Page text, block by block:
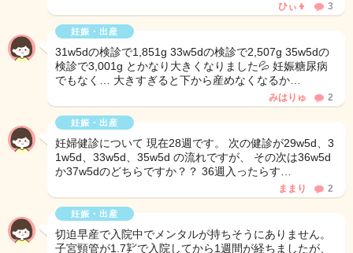
ひぃ👦 3
妊娠・出産
31w5dの検診で1,851g 33w5dの検診で2,507g 35w5dの
検診で3,001g とかなり大きくなりました💦 妊娠糖尿病
でもなく… 大きすぎると下から産めなくなるか…
みはりゅ 2
妊娠・出産
妊婦健診について 現在28週です。 次の健診が29w5d、3
1w5d、33w5d、35w5d の流れですが、 その次は36w5d
か37w5dのどちらですか？？ 36週入ったらす…
ままり 2
妊娠・出産
切迫早産で入院中でメンタルが持ちそうにありません。
子宮頸管が1.7㌢で入院してから1週間が経ちましたが、